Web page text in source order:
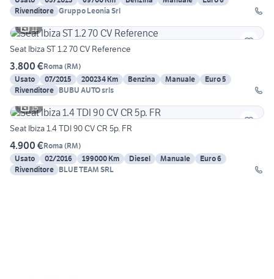
Rivenditore Gruppo Leonia Srl
11
Seat Ibiza ST 1.2 70 CV Reference
3.800 €Roma (RM)
Usato
07/2015 200234 Km Benzina Manuale
Euro 5
Rivenditore BUBU AUTO srls
15
Seat Ibiza 1.4 TDI 90 CV CR 5p. FR
4.900 €Roma (RM)
Usato
02/2016 199000 Km Diesel Manuale
Euro 6
Rivenditore BLUE TEAM SRL